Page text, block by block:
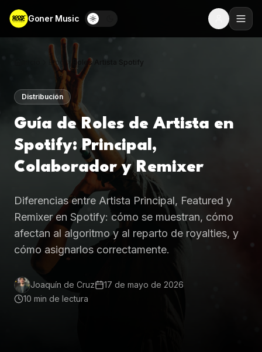
Goner Music
Blog Roles Artista Spotify
Distribución
Guía de Roles de Artista en
Spotify: Principal,
Colaborador y Remixer
Diferencias entre Artista Principal, Featured y
Remixer en Spotify: cómo se muestran, cómo
afectan al algoritmo y al reparto de royalties, y
cómo asignarlos correctamente.
Joaquín de Cruz
17 de mayo de 2026
10 min de lectura